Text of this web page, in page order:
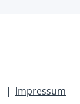
Impressum